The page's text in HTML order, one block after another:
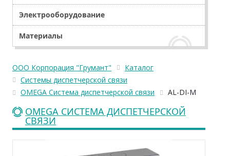
Электрооборудование
Материалы
ООО Корпорация "Грумант"
Каталог
Системы диспетчерской связи
OMEGA Система диспетчерской связи
AL-DI-M
OMEGA СИСТЕМА ДИСПЕТЧЕРСКОЙ
СВЯЗИ